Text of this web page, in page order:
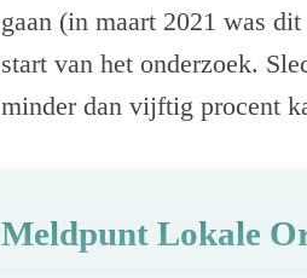
gaan (in maart 2021 was
start van het onderzoek.
minder dan vijftig procent
Meldpunt Lokale